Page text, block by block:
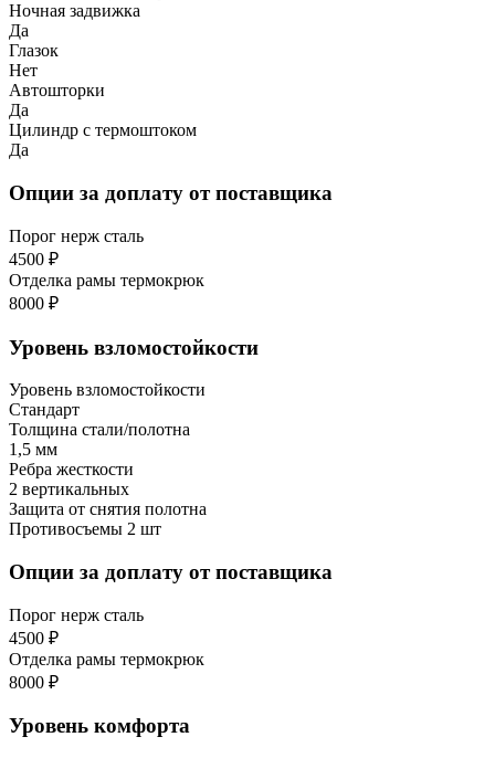
Ночная задвижка
Да
Глазок
Нет
Автошторки
Да
Цилиндр с термоштоком
Да
Опции за доплату от поставщика
Порог нерж сталь
4500 ₽
Отделка рамы термокрюк
8000 ₽
Уровень взломостойкости
Уровень взломостойкости
Стандарт
Толщина стали/полотна
1,5 мм
Ребра жесткости
2 вертикальных
Защита от снятия полотна
Противосъемы 2 шт
Опции за доплату от поставщика
Порог нерж сталь
4500 ₽
Отделка рамы термокрюк
8000 ₽
Уровень комфорта